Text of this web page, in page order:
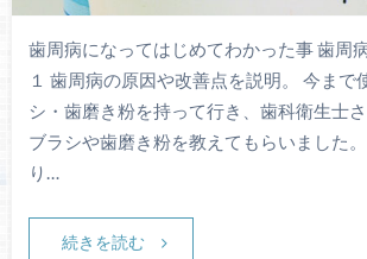
歯周病になってはじめてわかった事 歯周
１ 歯周病の原因や改善点を説明。 今まで
シ・歯磨き粉を持って行き、歯科衛生士
ブラシや歯磨き粉を教えてもらいました
り…
続きを読む